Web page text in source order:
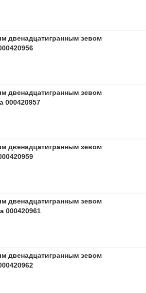
двенадцатигранным зевом
двенадцатигранным зевом
000420957
двенадцатигранным зевом
двенадцатигранным зевом
000420961
двенадцатигранным зевом